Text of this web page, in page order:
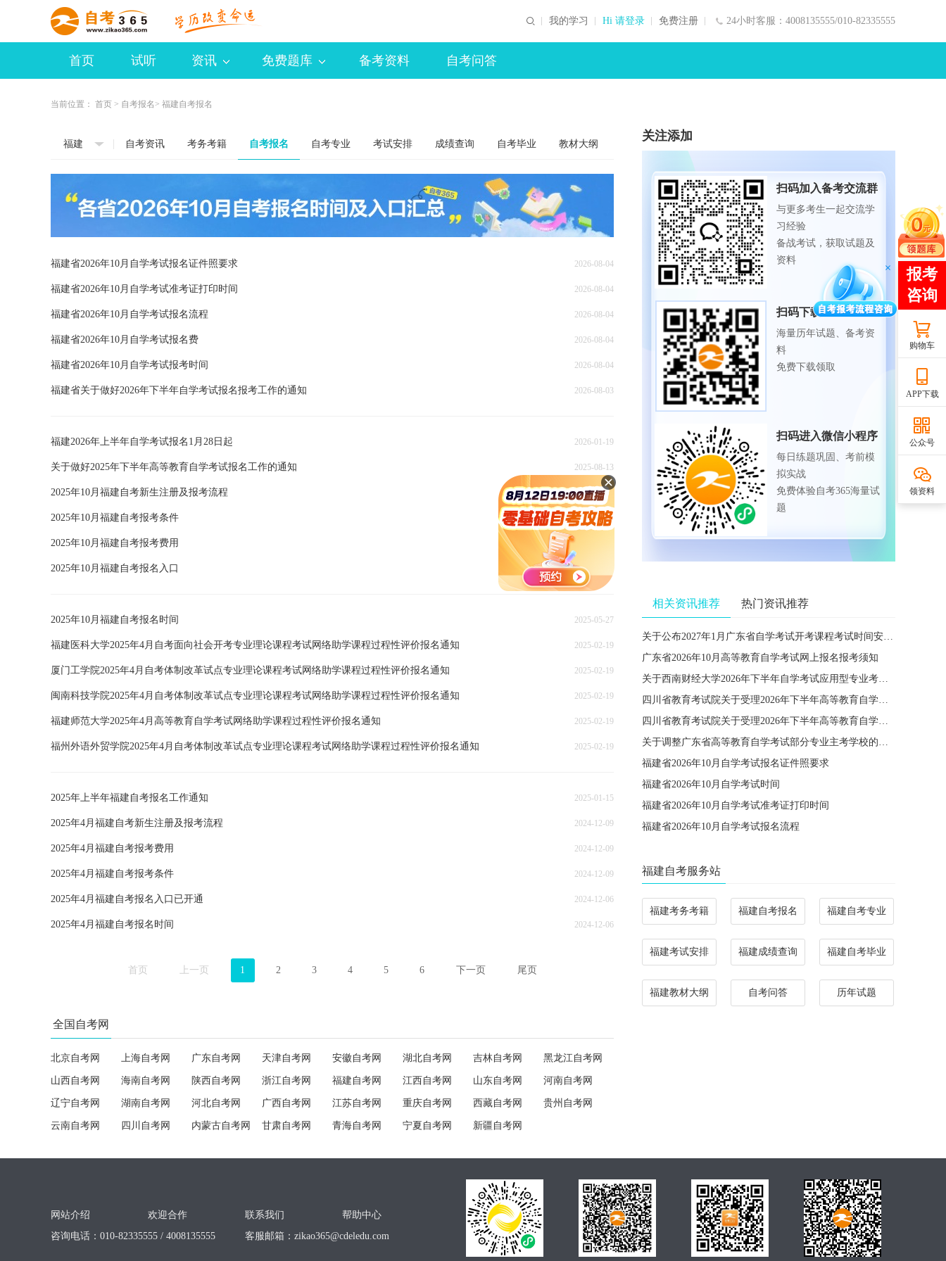
24小时客服：4008135555/010-82335555
我的学习 Hi 请登录 免费注册
首页 试听 资讯 免费题库 备考资料 自考问答
当前位置： 首页 > 自考报名 > 福建自考报名
福建 自考资讯 考务考籍 自考报名 自考专业 考试安排 成绩查询 自考毕业 教材大纲
福建省2026年10月自学考试报名证件照要求 2026-08-04
福建省2026年10月自学考试准考证打印时间 2026-08-04
福建省2026年10月自学考试报名流程 2026-08-04
福建省2026年10月自学考试报名费 2026-08-04
福建省2026年10月自学考试报考时间 2026-08-04
福建省关于做好2026年下半年自学考试报名报考工作的通知 2026-08-03
福建2026年上半年自学考试报名1月28日起 2026-01-19
关于做好2025年下半年高等教育自学考试报名工作的通知 2025-08-13
2025年10月福建自考新生注册及报考流程 2025-05-27
2025年10月福建自考报考条件 2025-05-27
2025年10月福建自考报考费用 2025-05-27
2025年10月福建自考报名入口 2025-05-27
2025年10月福建自考报名时间 2025-05-27
福建医科大学2025年4月自考面向社会开考专业理论课程考试网络助学课程过程性评价报名通知 2025-02-19
厦门工学院2025年4月自考体制改革试点专业理论课程考试网络助学课程过程性评价报名通知 2025-02-19
闽南科技学院2025年4月自考体制改革试点专业理论课程考试网络助学课程过程性评价报名通知 2025-02-19
福建师范大学2025年4月高等教育自学考试网络助学课程过程性评价报名通知 2025-02-19
福州外语外贸学院2025年4月自考体制改革试点专业理论课程考试网络助学课程过程性评价报名通知 2025-02-19
2025年上半年福建自考报名工作通知 2025-01-15
2025年4月福建自考新生注册及报考流程 2024-12-09
2025年4月福建自考报考费用 2024-12-09
2025年4月福建自考报考条件 2024-12-09
2025年4月福建自考报名入口已开通 2024-12-06
2025年4月福建自考报名时间 2024-12-06
首页 上一页 1 2 3 4 5 6 下一页 尾页
全国自考网
北京自考网 上海自考网 广东自考网 天津自考网 安徽自考网 湖北自考网 吉林自考网 黑龙江自考网
山西自考网 海南自考网 陕西自考网 浙江自考网 福建自考网 江西自考网 山东自考网 河南自考网
辽宁自考网 湖南自考网 河北自考网 广西自考网 江苏自考网 重庆自考网 西藏自考网 贵州自考网
云南自考网 四川自考网 内蒙古自考网 甘肃自考网 青海自考网 宁夏自考网 新疆自考网
关注添加
扫码加入备考交流群
与更多考生一起交流学
习经验
备战考试，获取试题及
资料
扫码下载APP
海量历年试题、备考资
料
免费下载领取
扫码进入微信小程序
每日练题巩固、考前模
拟实战
免费体验自考365海量试
题
相关资讯推荐 热门资讯推荐
关于公布2027年1月广东省自学考试开考课程考试时间安排和使用教材的通知
广东省2026年10月高等教育自学考试网上报名报考须知
关于西南财经大学2026年下半年自学考试应用型专业考籍更改办理的通知
四川省教育考试院关于受理2026年下半年高等教育自学考试省际转考申请的通告
四川省教育考试院关于受理2026年下半年高等教育自学考试考籍更改申请的通告
关于调整广东省高等教育自学考试部分专业主考学校的通知
福建省2026年10月自学考试报名证件照要求
福建省2026年10月自学考试时间
福建省2026年10月自学考试准考证打印时间
福建省2026年10月自学考试报名流程
福建自考服务站
福建考务考籍 福建自考报名 福建自考专业
福建考试安排 福建成绩查询 福建自考毕业
福建教材大纲 自考问答 历年试题
购物车
APP下载
公众号
领资料
网站介绍 欢迎合作 联系我们
帮助中心
咨询电话：010-82335555 / 4008135555
客服邮箱： zikao365@cdeledu.com